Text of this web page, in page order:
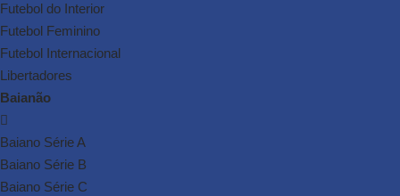
Futebol do Interior
Futebol Feminino
Futebol Internacional
Libertadores
Baianão
Baiano Série A
Baiano Série B
Baiano Série C